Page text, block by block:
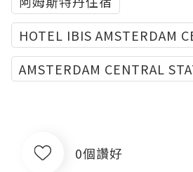
HOTEL IBIS AMSTERDAM
AMSTERDAM CENTRAL
0個讚好